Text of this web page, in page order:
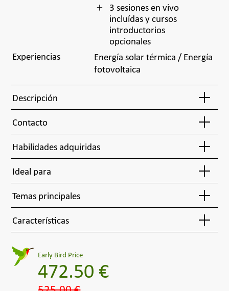
3 sesiones en vivo
incluídas y cursos
introductorios
opcionales
Experiencias
Energía solar térmica /Energía
fotovoltaica
Descripción
Contacto
Habilidades adquiridas
Ideal para
Temas principales
Características
Early Bird Price
472.50 €